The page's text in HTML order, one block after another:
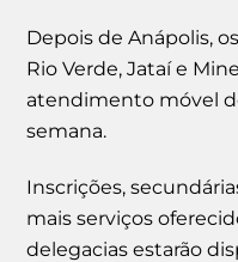
Depois de Anápolis,
Rio Verde, Jataí e
atendimento móvel
semana.
Inscrições,
mais serviços
delegacias estarão